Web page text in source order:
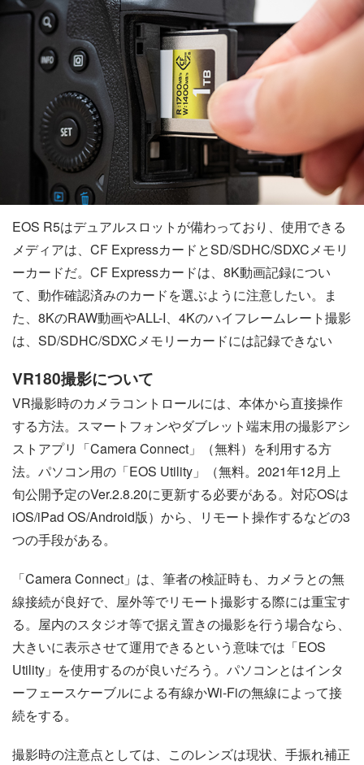
EOS R5はデュアルスロットが備わっており、使用できる
メディアは、CF ExpressカードとSD/SDHC/SDXCメモリ
ーカードだ。CF Expressカードは、8K動画記録につい
て、動作確認済みのカードを選ぶように注意したい。ま
た、8KのRAW動画やALL-I、4Kのハイフレームレート撮影
は、SD/SDHC/SDXCメモリーカードには記録できない
VR180撮影について
VR撮影時のカメラコントロールには、本体から直接操作
する方法。スマートフォンやダブレット端末用の撮影アシ
ストアプリ「Camera Connect」（無料）を利用する方
法。パソコン用の「EOS Utility」（無料。2021年12月上
旬公開予定のVer.2.8.20に更新する必要がある。対応OSは
iOS/iPad OS/Android版）から、リモート操作するなどの3
つの手段がある。
「Camera Connect」は、筆者の検証時も、カメラとの無
線接続が良好で、屋外等でリモート撮影する際には重宝す
る。屋内のスタジオ等で据え置きの撮影を行う場合なら、
大きいに表示させて運用できるという意味では「EOS
Utility」を使用するのが良いだろう。パソコンとはインタ
ーフェースケーブルによる有線かWi-Fiの無線によって接
続をする。
撮影時の注意点としては、このレンズは現状、手振れ補正